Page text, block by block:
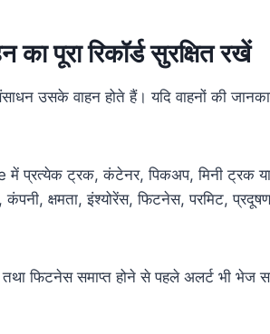
पूरा रिकॉर्ड सुरक्षित रखें
उसके वाहन होते हैं। यदि वाहनों की
ट्रक, कंटेनर, पिकअप, मिनी ट्रक या
क्षमता, इंश्योरेंस, फिटनेस, परमिट, प्रदूषण
फिटनेस समाप्त होने से पहले अलर्ट भी